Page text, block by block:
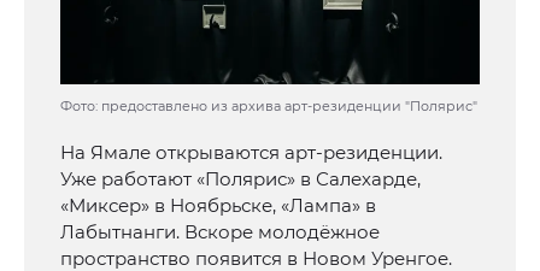
Фото: предоставлено из архива арт-резиденции "Полярис"
На Ямале открываются арт-резиденции.
Уже работают «Полярис» в Салехарде,
«Миксер» в Ноябрьске, «Лампа» в
Лабытнанги. Вскоре молодёжное
пространство появится в Новом Уренгое.